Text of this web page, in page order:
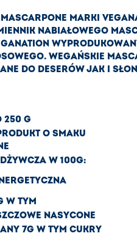
MARKI
NABIAŁOWEGO
WEGAŃSKIE
DO DESERÓW JAK I
250 G
O SMAKU
W 100G:
W TYM
NASYCONE
7G W TYM CUKRY